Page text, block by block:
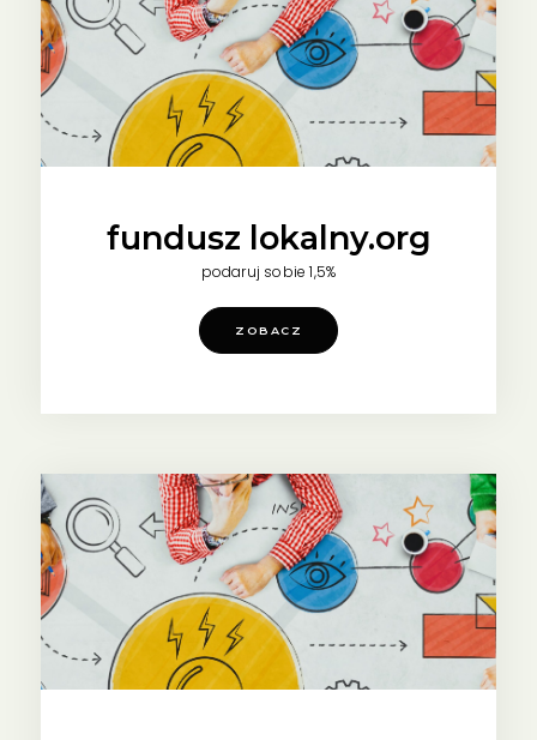
fundusz lokalny.org
podaruj sobie 1,5%
ZOBACZ